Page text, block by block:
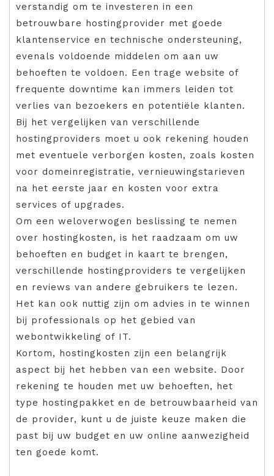
verstandig om te investeren in een
betrouwbare hostingprovider met goede
klantenservice en technische ondersteuning,
evenals voldoende middelen om aan uw
behoeften te voldoen. Een trage website of
frequente downtime kan immers leiden tot
verlies van bezoekers en potentiële klanten.
Bij het vergelijken van verschillende
hostingproviders moet u ook rekening houden
met eventuele verborgen kosten, zoals kosten
voor domeinregistratie, vernieuwingstarieven
na het eerste jaar en kosten voor extra
services of upgrades.
Om een weloverwogen beslissing te nemen
over hostingkosten, is het raadzaam om uw
behoeften en budget in kaart te brengen,
verschillende hostingproviders te vergelijken
en reviews van andere gebruikers te lezen.
Het kan ook nuttig zijn om advies in te winnen
bij professionals op het gebied van
webontwikkeling of IT.
Kortom, hostingkosten zijn een belangrijk
aspect bij het hebben van een website. Door
rekening te houden met uw behoeften, het
type hostingpakket en de betrouwbaarheid van
de provider, kunt u de juiste keuze maken die
past bij uw budget en uw online aanwezigheid
ten goede komt.